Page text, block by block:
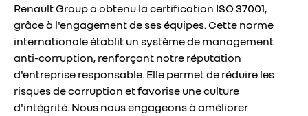
Renault Group a obtenu la certification ISO 37001,
grâce à l'engagement de ses équipes. Cette norme
internationale établit un système de management
anti-corruption, renforçant notre réputation
d'entreprise responsable. Elle permet de réduire les
risques de corruption et favorise une culture
d'intégrité. Nous nous engageons à améliorer